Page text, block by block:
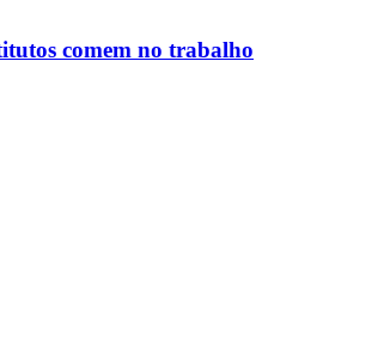
comem no trabalho